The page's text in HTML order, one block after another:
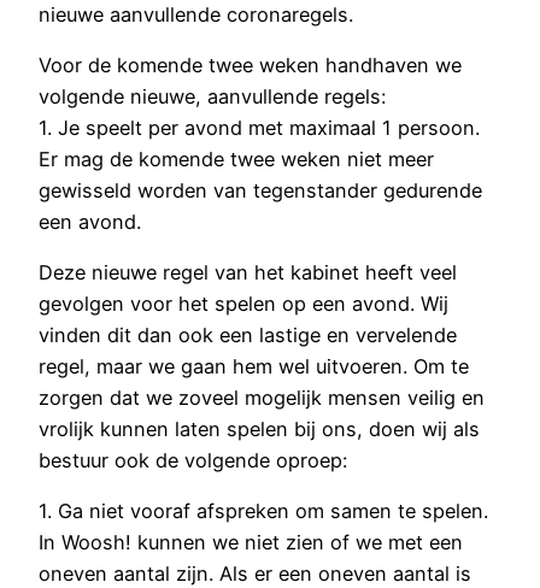
nieuwe aanvullende coronaregels.
Voor de komende twee weken handhaven we
volgende nieuwe, aanvullende regels:
1. Je speelt per avond met maximaal 1 persoon.
Er mag de komende twee weken niet meer
gewisseld worden van tegenstander gedurende
een avond.
Deze nieuwe regel van het kabinet heeft veel
gevolgen voor het spelen op een avond. Wij
vinden dit dan ook een lastige en vervelende
regel, maar we gaan hem wel uitvoeren. Om te
zorgen dat we zoveel mogelijk mensen veilig en
vrolijk kunnen laten spelen bij ons, doen wij als
bestuur ook de volgende oproep:
1. Ga niet vooraf afspreken om samen te spelen.
In Woosh! kunnen we niet zien of we met een
oneven aantal zijn. Als er een oneven aantal is